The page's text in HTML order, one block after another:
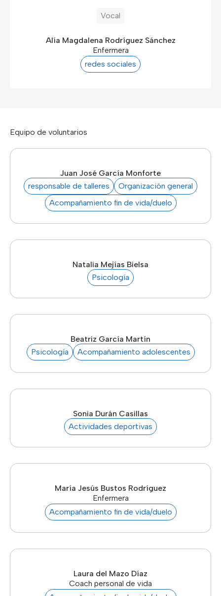
Vocal
Alía Magdalena Rodríguez Sánchez
Enfermera
redes sociales
Equipo de voluntarios
Juan José García Monforte
responsable de talleres
Organización general
Acompañamiento fin de vida/duelo
Natalia Mejías Bielsa
Psicología
Beatriz García Martín
Psicología
Acompañamiento adolescentes
Sonia Durán Casillas
Actividades deportivas
María Jesús Bustos Rodríguez
Enfermera
Acompañamiento fin de vida/duelo
Laura del Mazo Díaz
Coach personal de vida